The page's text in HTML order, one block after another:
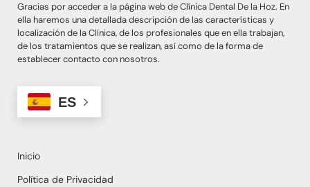
Gracias por acceder a la página web de Clínica Dental De la Hoz. En
ella haremos una detallada descripción de las características y
localización de la Clínica, de los profesionales que en ella trabajan,
de los tratamientos que se realizan, así como de la forma de
establecer contacto con nosotros.
ES
Inicio
Política de Privacidad